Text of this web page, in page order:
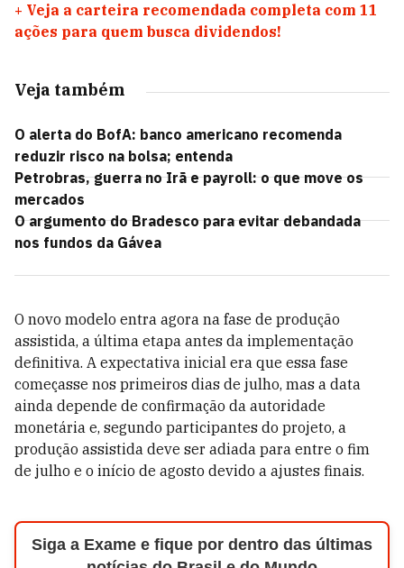
+ Veja a carteira recomendada completa com 11
ações para quem busca dividendos!
Veja também
O alerta do BofA: banco americano recomenda
reduzir risco na bolsa; entenda
Petrobras, guerra no Irã e payroll: o que move os
mercados
O argumento do Bradesco para evitar debandada
nos fundos da Gávea
O novo modelo entra agora na fase de produção
assistida, a última etapa antes da implementação
definitiva. A expectativa inicial era que essa fase
começasse nos primeiros dias de julho, mas a data
ainda depende de confirmação da autoridade
monetária e, segundo participantes do projeto, a
produção assistida deve ser adiada para entre o fim
de julho e o início de agosto devido a ajustes finais.
Siga a Exame e fique por dentro das últimas